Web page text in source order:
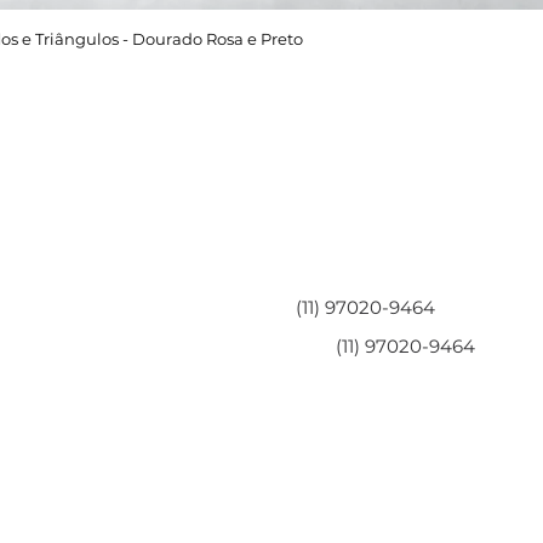
e Triângulos - Dourado Rosa e Preto
(11) 97020-9464
(11) 97020-9464